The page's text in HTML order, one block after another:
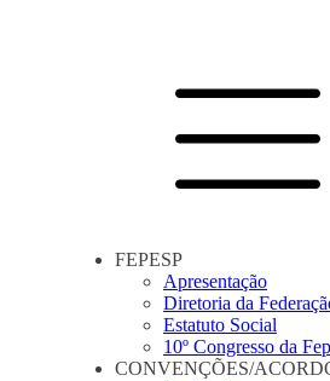
FEPESP
Apresentação
Diretoria da
Estatuto Social
10º Congresso da
CONVENÇÕES/